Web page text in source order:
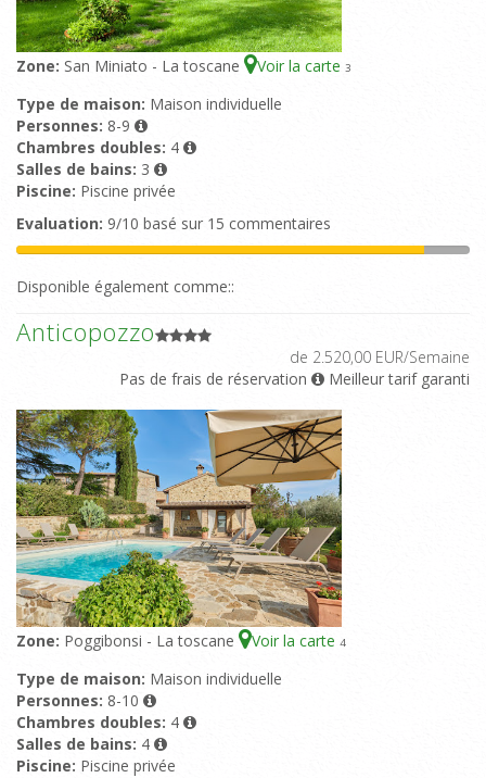
Zone: San Miniato - La toscane Voir la carte 3
Type de maison: Maison individuelle
Personnes: 8-9
Chambres doubles: 4
Salles de bains: 3
Piscine: Piscine privée
Evaluation: 9/10 basé sur 15 commentaires
Disponible également comme::
Anticopozzo
de 2.520,00 EUR/Semaine
Pas de frais de réservation
Meilleur tarif garanti
Zone: Poggibonsi - La toscane Voir la carte 4
Type de maison: Maison individuelle
Personnes: 8-10
Chambres doubles: 4
Salles de bains: 4
Piscine: Piscine privée